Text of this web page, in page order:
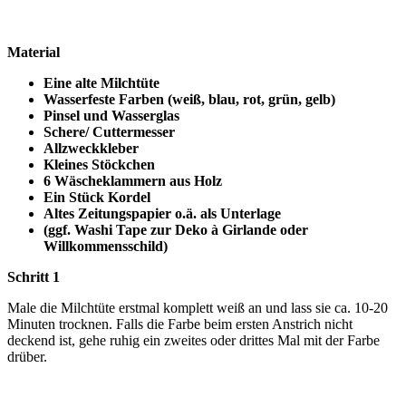
Material
Eine alte Milchtüte
Wasserfeste Farben (weiß, blau, rot, grün, gelb)
Pinsel und Wasserglas
Schere/ Cuttermesser
Allzweckkleber
Kleines Stöckchen
6 Wäscheklammern aus Holz
Ein Stück Kordel
Altes Zeitungspapier o.ä. als Unterlage
(ggf. Washi Tape zur Deko à Girlande oder
Willkommensschild)
Schritt 1
Male die Milchtüte erstmal komplett weiß an und lass sie ca. 10-20
Minuten trocknen. Falls die Farbe beim ersten Anstrich nicht
deckend ist, gehe ruhig ein zweites oder drittes Mal mit der Farbe
drüber.